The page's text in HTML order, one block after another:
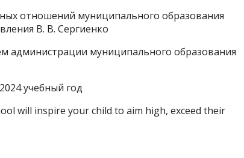
отношений муниципального образования
В. В. Сергиенко
администрации муниципального образования
учебный год
will inspire your child to aim high, exceed their